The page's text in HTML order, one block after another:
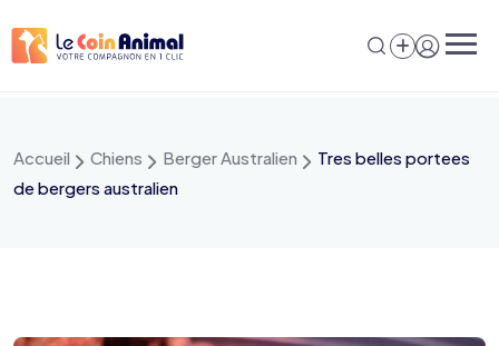
au
Accueil Chiens Berger Australien
Tres belles portees
de bergers australien